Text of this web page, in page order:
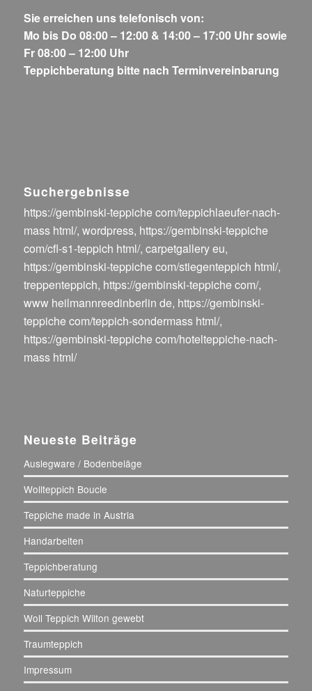
Sie erreichen uns telefonisch von:
Mo bis Do 08:00 – 12:00 & 14:00 – 17:00 Uhr sowie
Fr 08:00 – 12:00 Uhr
Teppichberatung bitte nach Terminvereinbarung
Suchergebnisse
https://gembinski-teppiche com/teppichlaeufer-nach-
mass html/, wordpress, https://gembinski-teppiche
com/cfl-s1-teppich html/, carpetgallery eu,
https://gembinski-teppiche com/stiegenteppich html/,
treppenteppich, https://gembinski-teppiche com/,
www heilmannreedinberlin de, https://gembinski-
teppiche com/teppich-sondermass html/,
https://gembinski-teppiche com/hotelteppiche-nach-
mass html/
Neueste Beiträge
Auslegware / Bodenbeläge
Wollteppich Boucle
Teppiche made in Austria
Handarbeiten
Teppichberatung
Naturteppiche
Woll Teppich Wilton gewebt
Traumteppich
Impressum